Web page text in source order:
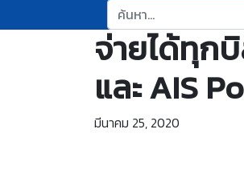
ค้นหา:
จ่ายได้ทุก
และ AIS
มีนาคม 25, 2020